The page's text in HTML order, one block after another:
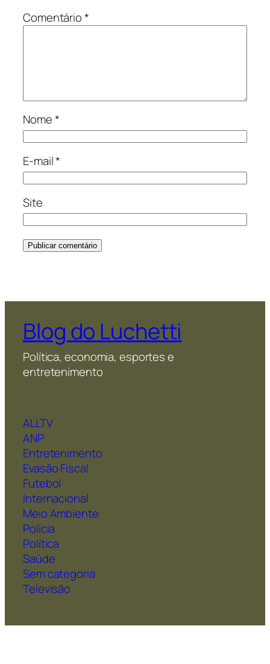
Comentário*
Nome*
E-mail*
Site
Blog do Luchetti
Política, economia, esportes e
entretenimento
ALLTV
ANP
Entretenimento
Evasão Fiscal
Futebol
Internacional
Meio Ambiente
Polícia
Política
Saúde
Sem categoria
Televisão